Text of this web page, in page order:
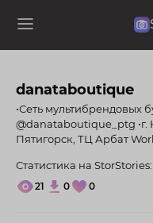
danataboutique
•Сеть мультибрендовых
@danataboutique_ptg •г.
Пятигорск, ТЦ Арбат
Статистика на StorStories:
21 0 0